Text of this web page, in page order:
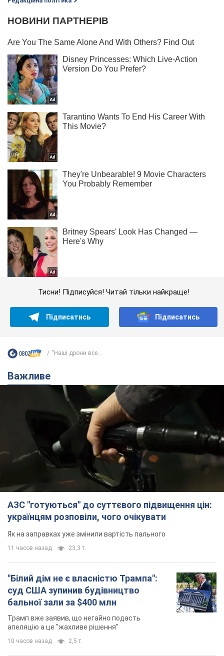
Тисни! Підписуйся! Читай тільки найкраще!
Підписатись Підписатись
"Наші дрони все...
Важливе
АЗС "готуються" до суттєвого підвищення цін:
українцям розповіли, чого очікувати
Як на заправках уже змінили вартість пального
11 часов назад 23,3 т.
"Білий дім не є власністю Трампа":
суд США зупинив будівництво
бальної зали за $400 млн
Трамп вже заявив, що негайно подасть
апеляцію а це "жахливе рішення"
10 часов назад 2,5 т.